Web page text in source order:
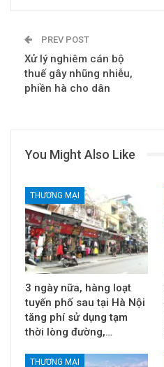
PREV POST
Xử lý nghiêm cán bộ
thuế gây nhũng nhiễu,
phiền hà cho dân
You Might Also Like
THƯƠNG MẠI
3 ngày nữa, hàng loạt
tuyến phố sau tại Hà Nội
tăng phí sử dụng tạm
thời lòng đường,…
THƯƠNG MẠI